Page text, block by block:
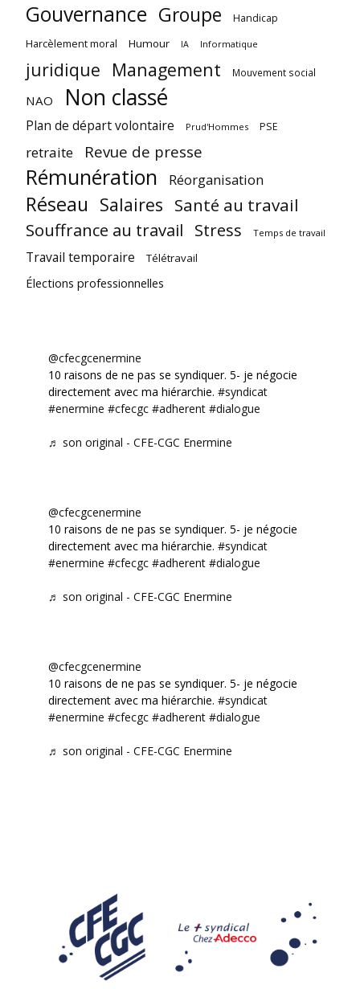
Gouvernance Groupe Handicap
Harcèlement moral Humour IA Informatique
juridique Management Mouvement social
NAO Non classé
Plan de départ volontaire Prud'Hommes PSE
retraite Revue de presse
Rémunération Réorganisation
Réseau Salaires Santé au travail
Souffrance au travail Stress Temps de travail
Travail temporaire Télétravail
Élections professionnelles
@cfecgcenermine
10 raisons de ne pas se syndiquer. 5- je négocie
directement avec ma hiérarchie. #syndicat
#enermine #cfecgc #adherent #dialogue
♬ son original - CFE-CGC Enermine
@cfecgcenermine
10 raisons de ne pas se syndiquer. 5- je négocie
directement avec ma hiérarchie. #syndicat
#enermine #cfecgc #adherent #dialogue
♬ son original - CFE-CGC Enermine
@cfecgcenermine
10 raisons de ne pas se syndiquer. 5- je négocie
directement avec ma hiérarchie. #syndicat
#enermine #cfecgc #adherent #dialogue
♬ son original - CFE-CGC Enermine